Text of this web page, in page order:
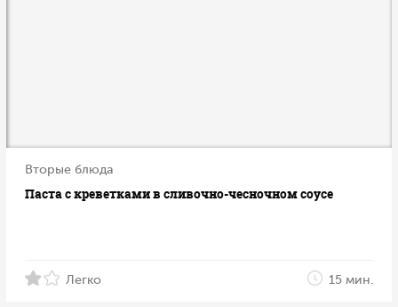
Вторые блюда
Паста с креветками в сливочно-чесночном соусе
Легко 15 мин.